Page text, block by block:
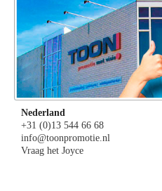
Nederland
+31 (0)13 544 66 68
info@toonpromotie.nl
Vraag het Joyce